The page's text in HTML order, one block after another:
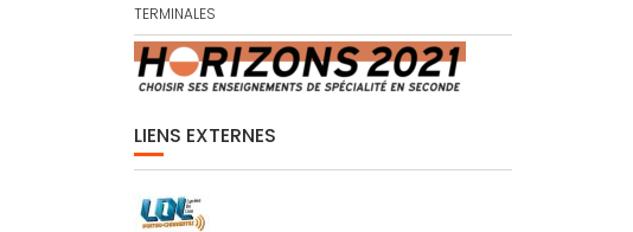
TERMINALES
LIENS EXTERNES